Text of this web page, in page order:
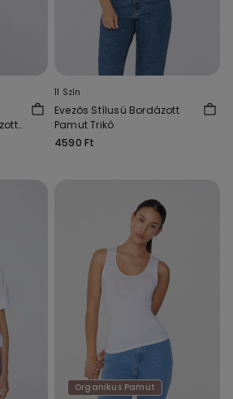
11 Szín
Evezős Stílusú Bordázott
Pamut Trikó
4590 Ft
Organikus Pamut